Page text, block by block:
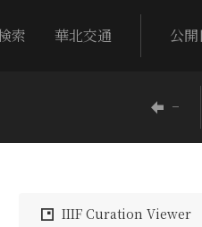
索 華北交通 公
−
IIIF Curation Viewer